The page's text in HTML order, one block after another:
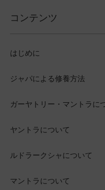
コンテンツ
はじめに
ジャパによる修養方法
ガーヤトリー・マントラに
ヤントラについて
ルドラークシャについて
マントラについて